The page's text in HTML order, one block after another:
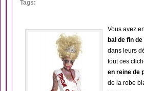
Tags:
Vous avez
bal de fin
dans leurs
tout ces
en reine de
de la robe